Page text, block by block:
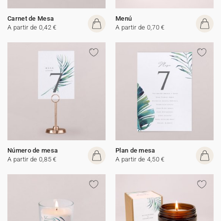
Carnet de Mesa
A partir de 0,42 €
Menú
A partir de 0,70 €
Número de mesa
A partir de 0,85 €
Plan de mesa
A partir de 4,50 €